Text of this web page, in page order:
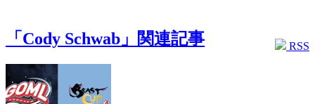
RSS
「Cody Schwab」関連記事